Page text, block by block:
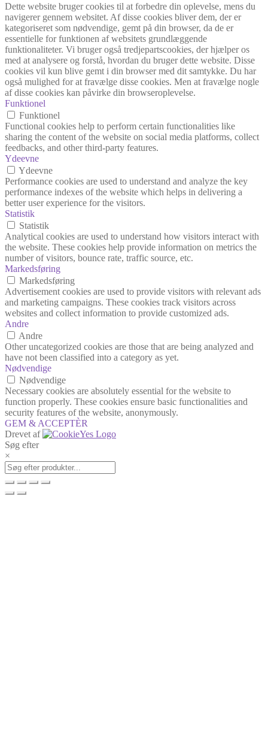
Dette website bruger cookies til at forbedre din oplevelse, mens du
navigerer gennem websitet. Af disse cookies bliver dem, der er
kategoriseret som nødvendige, gemt på din browser, da de er
essentielle for funktionen af websitets grundlæggende
funktionaliteter. Vi bruger også tredjepartscookies, der hjælper os
med at analysere og forstå, hvordan du bruger dette website. Disse
cookies vil kun blive gemt i din browser med dit samtykke. Du har
også mulighed for at fravælge disse cookies. Men at fravælge nogle
af disse cookies kan påvirke din browseroplevelse.
Funktionel
Funktionel
Functional cookies help to perform certain functionalities like
sharing the content of the website on social media platforms, collect
feedbacks, and other third-party features.
Ydeevne
Ydeevne
Performance cookies are used to understand and analyze the key
performance indexes of the website which helps in delivering a
better user experience for the visitors.
Statistik
Statistik
Analytical cookies are used to understand how visitors interact with
the website. These cookies help provide information on metrics the
number of visitors, bounce rate, traffic source, etc.
Markedsføring
Markedsføring
Advertisement cookies are used to provide visitors with relevant ads
and marketing campaigns. These cookies track visitors across
websites and collect information to provide customized ads.
Andre
Andre
Other uncategorized cookies are those that are being analyzed and
have not been classified into a category as yet.
Nødvendige
Nødvendige
Necessary cookies are absolutely essential for the website to
function properly. These cookies ensure basic functionalities and
security features of the website, anonymously.
GEM & ACCEPTÈR
Drevet af
Søg efter
×